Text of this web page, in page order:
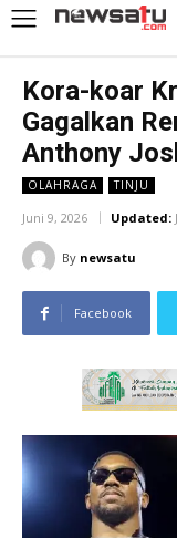
Kora-koar
Gagalkan
Anthony
OLAHRAGA TINJU
Juni 9, 2026 Updated:
By newsatu
Facebook